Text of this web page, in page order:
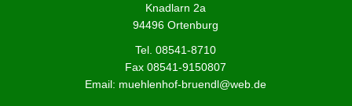
Knadlarn 2a
94496 Ortenburg
Tel. 08541-8710
Fax 08541-9150807
Email: muehlenhof-bruendl@web.de